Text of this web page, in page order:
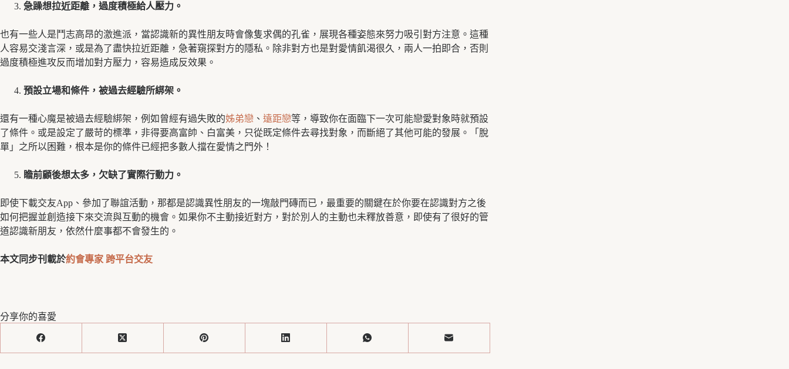
急躁想拉近距離，過度積極給人壓力。
也有一些人是鬥志高昂的激進派，當認識新的異性朋友時會像隻求偶的孔雀，展現各種姿態來努力吸引對方注意。這種
人容易交淺言深，或是為了盡快拉近距離，急著窺探對方的隱私。除非對方也是對愛情飢渴很久，兩人一拍即合，否則
過度積極進攻反而增加對方壓力，容易造成反效果。
預設立場和條件，被過去經驗所綁架。
還有一種心魔是被過去經驗綁架，例如曾經有過失敗的姊弟戀 、 遠距戀等，導致你在面臨下一次可能戀愛對象時就預設
了條件。或是設定了嚴苛的標準，非得要高富帥、白富美，只從既定條件去尋找對象，而斷絕了其他可能的發展。「脫
單」之所以困難，根本是你的條件已經把多數人擋在愛情之門外！
瞻前顧後想太多，欠缺了實際行動力。
即使下載交友App、參加了聯誼活動，那都是認識異性朋友的一塊敲門磚而已，最重要的關鍵在於你要在認識對方之後
如何把握並創造接下來交流與互動的機會。如果你不主動接近對方，對於別人的主動也未釋放善意，即使有了很好的管
道認識新朋友，依然什麼事都不會發生的。
本文同步刊載於約會專家 跨平台交友
分享你的喜愛